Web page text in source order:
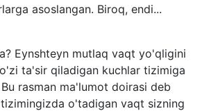
asoslangan. Biroq, endi...
Eynshteyn mutlaq vaqt yo'qligini
ta'sir qiladigan kuchlar tizimiga
rasman ma'lumot doirasi deb
o'tadigan vaqt sizning